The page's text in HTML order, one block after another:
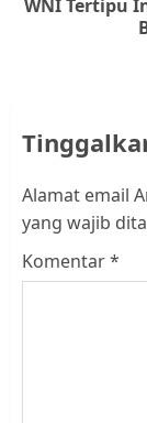
Next
WNI Tertipu
Alamat email
yang wajib
Komentar*